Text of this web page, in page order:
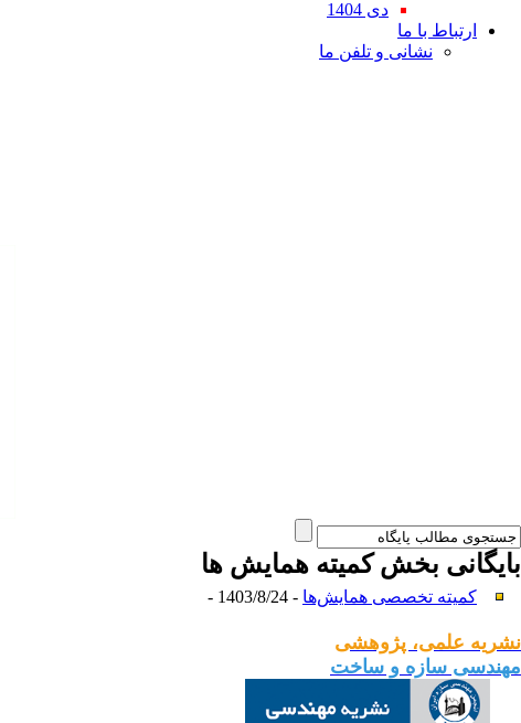
دی 1404
ارتباط با ما
نشانی و تلفن ما
بایگانی بخشکمیته همایش ها
کمیته تخصصی همایش‌ها - 1403/8/24 -
نشریه علمی، پژوهشی
مهندسی سازه و ساخت